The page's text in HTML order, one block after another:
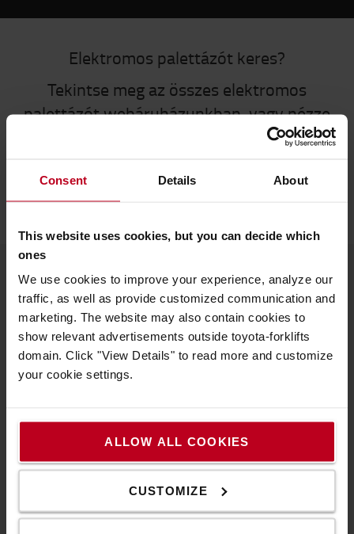
Consent Details About
This website uses cookies, but you can decide which
ones
We use cookies to improve your experience, analyze our
traffic, as well as provide customized communication and
marketing. The website may also contain cookies to
show relevant advertisements outside toyota-forklifts
domain. Click "View Details" to read more and customize
your cookie settings.
ALLOW ALL COOKIES
CUSTOMIZE
Elektromos palettázót keres?
Tekintse meg az összes elektromos
palettázót webáruházunkban, vagy nézze
A Toyotáról
Kik vagyunk mi
Miért vásároljunk Toyotát
Fenntarthatóság
Innováció